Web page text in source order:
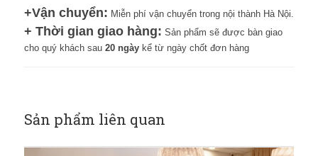
+Vận chuyển: Miễn phí vận chuyển trong nội thành Hà Nội.
+ Thời gian giao hàng: Sản phẩm sẽ được bàn giao
cho quý khách sau 20 ngày kể từ ngày chốt đơn hàng
Sản phẩm liên quan